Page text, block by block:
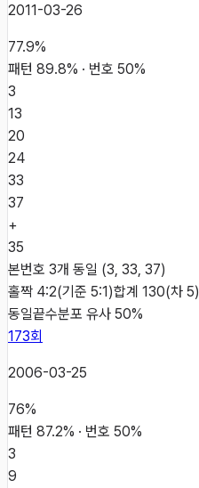
2011-03-26
77.9%
패턴 89.8% · 번호 50%
3
13
20
24
33
37
+
35
본번호 3개 동일 (3, 33, 37)
홀짝 4:2(기준 5:1)합계 130(차 5)
동일끝수분포 유사 50%
173회
2006-03-25
76%
패턴 87.2% · 번호 50%
3
9